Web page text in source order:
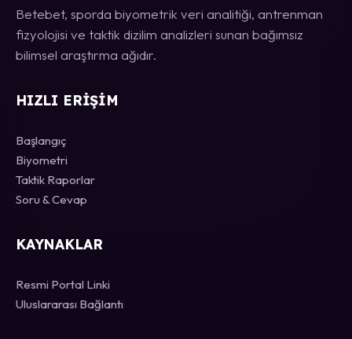
Betebet, sporda biyometrik veri analitiği, antrenman
fizyolojisi ve taktik dizilim analizleri sunan bağımsız
bilimsel araştırma ağıdır.
HIZLI ERIŞIM
Başlangıç
Biyometri
Taktik Raporlar
Soru & Cevap
KAYNAKLAR
Resmi Portal Linki
Uluslararası Bağlantı